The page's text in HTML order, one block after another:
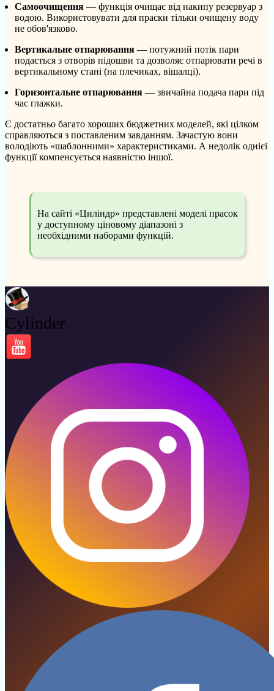
Самоочищення — функція очищає від накипу резервуар з
водою. Використовувати для праски тільки очищену воду
не обов'язково.
Вертикальне отпарювання — потужний потік пари
подається з отворів підошви та дозволяє отпарювати речі в
вертикальному стані (на плечиках, вішалці).
Горизонтальне отпарювання — звичайна подача пари під
час глажки.
Є достатньо багато хороших бюджетних моделей, які цілком
справляються з поставленим завданням. Зачастую вони
володіють «шаблонними» характеристиками. А недолік однієї
функції компенсується наявністю іншої.
На сайті «Циліндр» представлені моделі прасок
у доступному ціновому діапазоні з
необхідними наборами функцій.
Cylinder